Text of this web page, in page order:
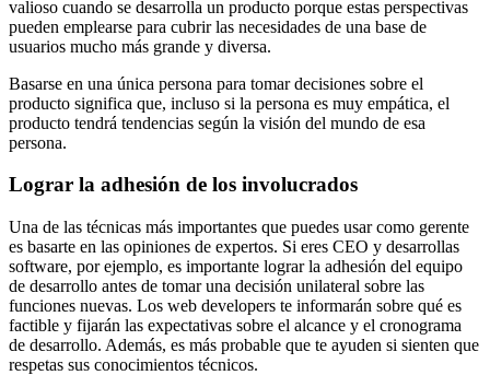
valioso cuando se desarrolla un producto porque estas perspectivas
pueden emplearse para cubrir las necesidades de una base de
usuarios mucho más grande y diversa.
Basarse en una única persona para tomar decisiones sobre el
producto significa que, incluso si la persona es muy empática, el
producto tendrá tendencias según la visión del mundo de esa
persona.
Lograr la adhesión de los involucrados
Una de las técnicas más importantes que puedes usar como gerente
es basarte en las opiniones de expertos. Si eres CEO y desarrollas
software, por ejemplo, es importante lograr la adhesión del equipo
de desarrollo antes de tomar una decisión unilateral sobre las
funciones nuevas. Los web developers te informarán sobre qué es
factible y fijarán las expectativas sobre el alcance y el cronograma
de desarrollo. Además, es más probable que te ayuden si sienten que
respetas sus conocimientos técnicos.